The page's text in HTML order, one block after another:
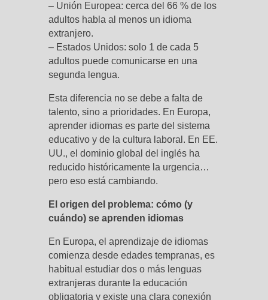
– Unión Europea: cerca del 66 % de los
adultos habla al menos un idioma
extranjero.
– Estados Unidos: solo 1 de cada 5
adultos puede comunicarse en una
segunda lengua.
Esta diferencia no se debe a falta de
talento, sino a prioridades. En Europa,
aprender idiomas es parte del sistema
educativo y de la cultura laboral. En EE.
UU., el dominio global del inglés ha
reducido históricamente la urgencia…
pero eso está cambiando.
El origen del problema: cómo (y
cuándo) se aprenden idiomas
En Europa, el aprendizaje de idiomas
comienza desde edades tempranas, es
habitual estudiar dos o más lenguas
extranjeras durante la educación
obligatoria y existe una clara conexión